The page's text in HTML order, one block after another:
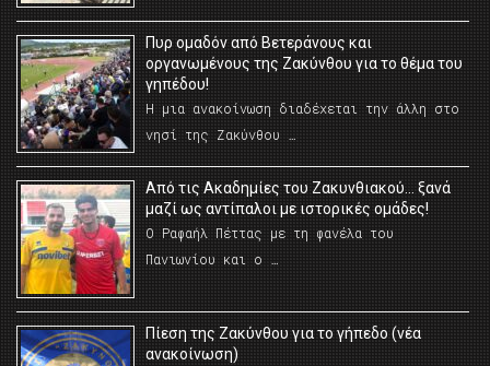
Πυρ ομαδόν από Βετεράνους και
οργανωμένους της Ζακύνθου για το θέμα του
γηπέδου!
Η μια ανακοίνωση διαδέχεται την άλλη στο
νησί της Ζακύνθου …
Από τις Ακαδημίες του Ζακυνθιακού… ξανά
μαζί ως αντίπαλοι με ιστορικές ομάδες!
Ο Ραφαήλ Πέττας με τη φανέλα του
Πανιωνίου και ο …
Πίεση της Ζακύνθου για το γήπεδο (νέα
ανακοίνωση)